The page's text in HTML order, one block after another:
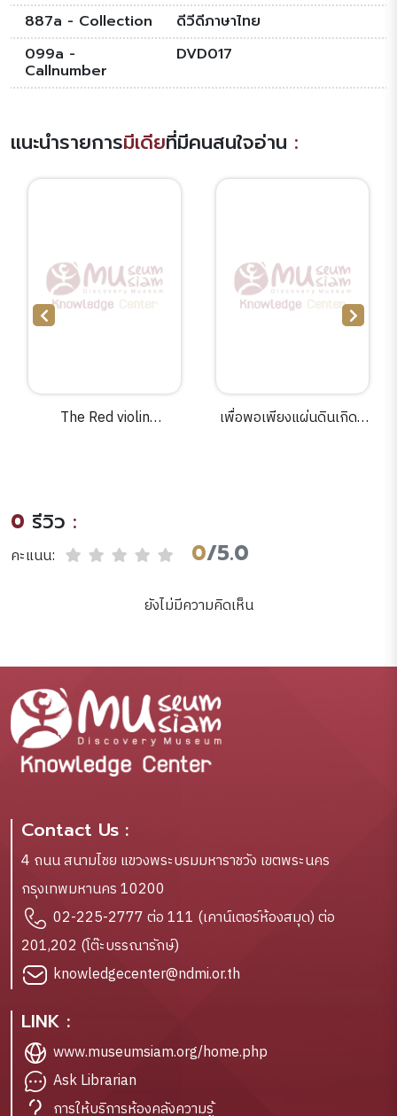
887a - Collection
ดีวีดีภาษาไทย
099a -
Callnumber
DVD017
แนะนำรายการมีเดียที่มีคนสนใจอ่าน :
; Telefilm
directed by
เพื่อพอเพียงแผ่นดินเกิด6
หลักฐานประวั
0 รีวิว :
คะแนน: 0/5.0
ยังไม่มีความคิดเห็น
Contact Us :
4 ถนน สนามไชย แขวงพระบรมมหาราชวัง เขตพระนคร
กรุงเทพมหานคร 10200
02-225-2777 ต่อ 111 (เคาน์เตอร์ห้องสมุด) ต่อ
201,202 (โต๊ะบรรณารักษ์)
knowledgecenter@ndmi.or.th
LINK :
www.museumsiam.org/home.php
Ask Librarian
การให้บริการห้องคลังความรู้